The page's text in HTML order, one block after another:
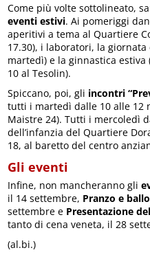
Come più volte sottolineato,
eventi estivi. Ai pomeriggi
aperitivi a tema al Quartiere
17.30), i laboratori, la
martedì) e la ginnastica
10 al Tesolin).
Spiccano, poi, gli incontri
tutti i martedì dalle 10 alle 12
Maistre 24). Tutti i mercoledì
dell’infanzia del Quartiere
18, al baretto del centro
Gli eventi
Infine, non mancheranno gli
il 14 settembre, Pranzo e
settembre e Presentazione
tanto di cena veneta, il 28
(al.bi.)